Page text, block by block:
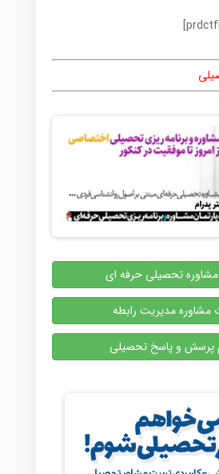
تحصیلی حرفه ای
مشاوره مدیریت رابطه
پرسش و پاسخ تحصیلی